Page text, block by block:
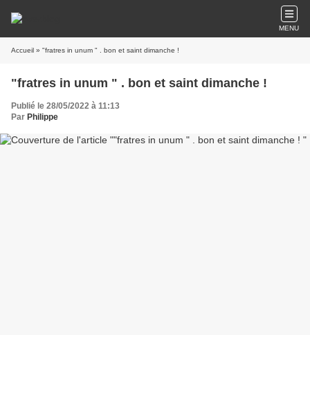
MENU
Accueil » "fratres in unum " . bon et saint dimanche !
"fratres in unum " . bon et saint dimanche !
Publié le 28/05/2022 à 11:13
Par Philippe